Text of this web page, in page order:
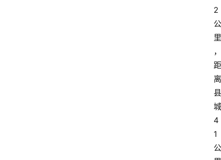
2
公
里
，
距
离
县
城
4
1
公